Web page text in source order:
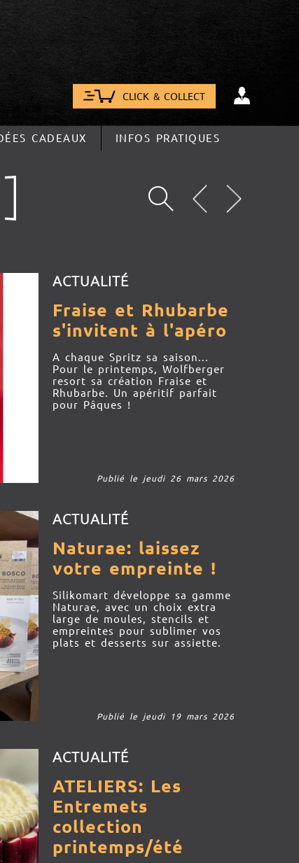
CLICK & COLLECT
CADEAUX INFOS PRATIQUES
ACTUALITÉ
Fraise et Rhubarbe
s'invitent à l'apéro
A chaque Spritz sa saison...
Pour le printemps, Wolfberger
resort sa création Fraise et
Rhubarbe. Un apéritif parfait
pour Pâques !
Publié le jeudi 26 mars 2026
ACTUALITÉ
Naturae: laissez
votre empreinte !
Silikomart développe sa gamme
Naturae, avec un choix extra
large de moules, stencils et
empreintes pour sublimer vos
plats et desserts sur assiette.
Publié le jeudi 19 mars 2026
ACTUALITÉ
ATELIERS: Les
Entremets
collection
printemps/été